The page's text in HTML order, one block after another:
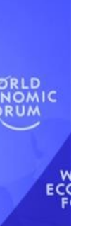
của Hà